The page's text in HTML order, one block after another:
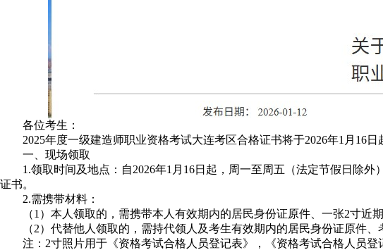
各位考生：
2025年度一级建造师职业资格考试大连考区合格证书将于2026年1月16日
一、现场领取
1.领取时间及地点：自2026年1月16日起，周一至周五（法定节假日除外
证书。
2.需携带材料：
（1）本人领取的，需携带本人有效期内的居民身份证原件、一张2寸近期
（2）代替他人领取的，需持代领人及考生有效期内的居民身份证原件、
注：2寸照片用于《资格考试合格人员登记表》，《资格考试合格人员登